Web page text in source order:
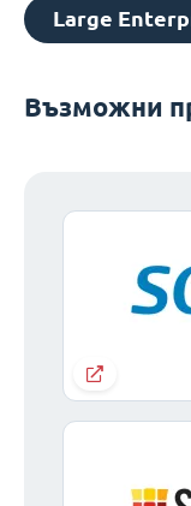
Large
Възможни